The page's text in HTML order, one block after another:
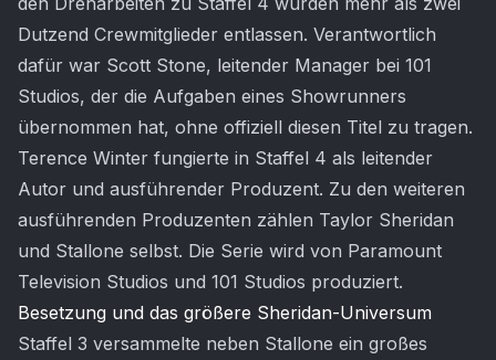
Dutzend Crewmitglieder entlassen. Verantwortlich
dafür war Scott Stone, leitender Manager bei 101
Studios, der die Aufgaben eines Showrunners
übernommen hat, ohne offiziell diesen Titel zu tragen.
Terence Winter fungierte in Staffel 4 als leitender
Autor und ausführender Produzent. Zu den weiteren
ausführenden Produzenten zählen Taylor Sheridan
und Stallone selbst. Die Serie wird von Paramount
Television Studios und 101 Studios produziert.
Besetzung und das größere Sheridan-Universum
Staffel 3 versammelte neben Stallone ein großes